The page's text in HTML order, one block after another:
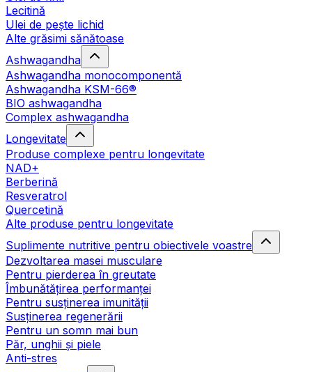
Lecitină
Ulei de pește lichid
Alte grăsimi sănătoase
Ashwagandha
Ashwagandha monocomponentă
Ashwagandha KSM-66®
BIO ashwagandha
Complex ashwagandha
Longevitate
Produse complexe pentru longevitate
NAD+
Berberină
Resveratrol
Quercetină
Alte produse pentru longevitate
Suplimente nutritive pentru obiectivele voastre
Dezvoltarea masei musculare
Pentru pierderea în greutate
Îmbunătățirea performanței
Pentru susținerea imunității
Susținerea regenerării
Pentru un somn mai bun
Păr, unghii și piele
Anti-stres